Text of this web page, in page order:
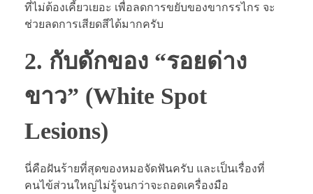
ที่ไม่ต้องเคี้ยวเยอะ เพื่อลดการขยับของขากรรไกร จะ
ช่วยลดการเสียดสีได้มากครับ
2. กับดักของ “รอยด่าง
ขาว” (White Spot
Lesions)
นี่คือฝันร้ายที่สุดของหมอจัดฟันครับ และเป็นเรื่องที่
คนไข้ส่วนใหญ่ไม่รู้จนกว่าจะถอดเครื่องมือ